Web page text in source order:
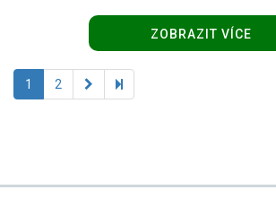
ZOBRAZIT VÍCE
1 2